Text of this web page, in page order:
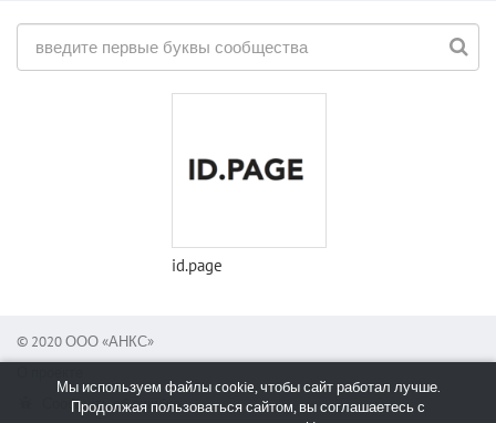
id.page
© 2020 ООО «АНКС»
Сообщить об ошибке
Мы используем файлы cookie, чтобы сайт работал лучше.
Продолжая пользоваться сайтом, вы соглашаетесь с